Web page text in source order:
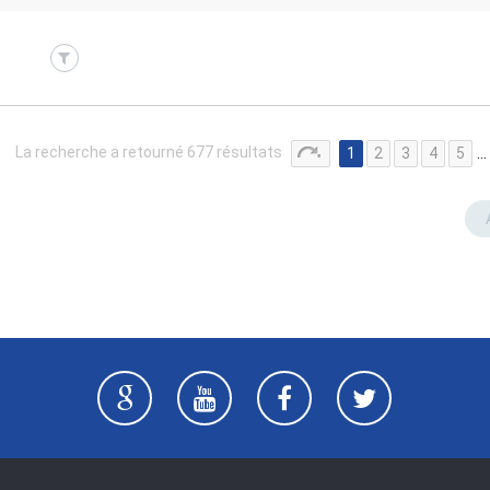
La recherche a retourné 677 résultats 1 2 3 4 5